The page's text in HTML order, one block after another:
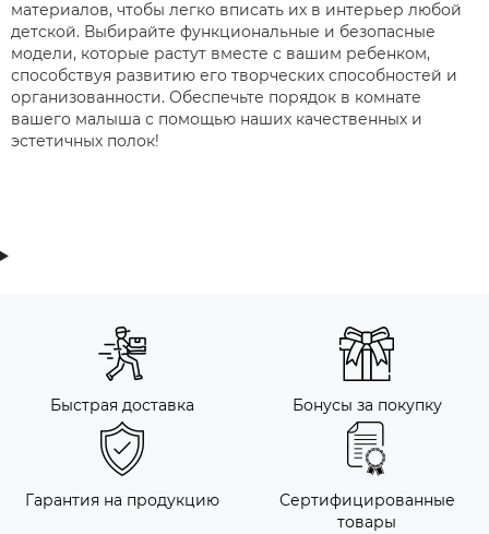
материалов, чтобы легко вписать их в интерьер любой
детской. Выбирайте функциональные и безопасные
модели, которые растут вместе с вашим ребенком,
способствуя развитию его творческих способностей и
организованности. Обеспечьте порядок в комнате
вашего малыша с помощью наших качественных и
эстетичных полок!
Быстрая доставка Бонусы за покупку
Гарантия на продукцию
Сертифицированные
товары